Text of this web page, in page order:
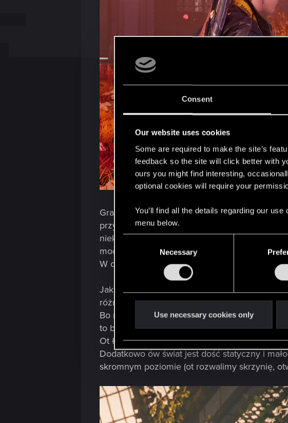
Consent
Our website uses cookies
Some are required to make the site’s
feedback so the site will click better with
ours you might find interesting,
optional cookies will require your
You’ll find all the details regarding our
menu below.
e
l
e
t
o
Necessary
Use necessary cookies only
Grafika, mimo iż naprawdę ładna i ciekawa
przyjmiemy, że tytuł to konwersja z
niektórych obiektach czy teksturach (mimo
mocno kontrastuje).
W ogólnym rozrachunku jest jednak dobrze, a
Jak już mowa o świcie, w którym toczy się
różnorodności.
Bo niby mamy (korytarzowe) zniszczone
to brakuje tutaj pewnej oryginalności.
Ot ładnie wykonana klisza, czegoś o czym
Dodatkowo ów świat jest dość statyczny i
skromnym poziomie (ot rozwalimy skrzynię,